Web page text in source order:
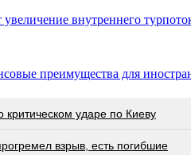
внутреннего
преимущества для
ударе по Киеву
взрыв, есть погибшие